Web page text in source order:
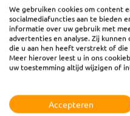
We gebruiken cookies om content
socialmediafuncties aan te bieden
informatie over uw gebruik met
advertenties en analyse. Zij
die u aan hen heeft verstrekt of die
Meer hierover leest u in ons
uw toestemming altijd wijzigen of
Accepteren